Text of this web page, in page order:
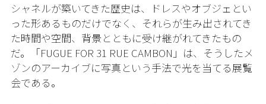
シャネルが築いてきた歴史は、ドレスやオブジェとい
った形あるものだけでなく、それらが生み出されてき
た時間や空間、背景とともに受け継がれてきたもの
だ。「FUGUE FOR 31 RUE CAMBON」は、そうしたメ
ゾンのアーカイブに写真という手法で光を当てる展覧
会である。